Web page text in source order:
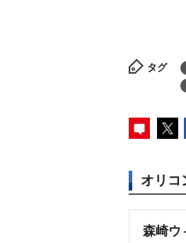
タグ
オリコ
森崎ウ